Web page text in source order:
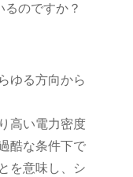
のですか？
ゆる方向から
高い電力密度
酷な条件下で
を意味し、シ